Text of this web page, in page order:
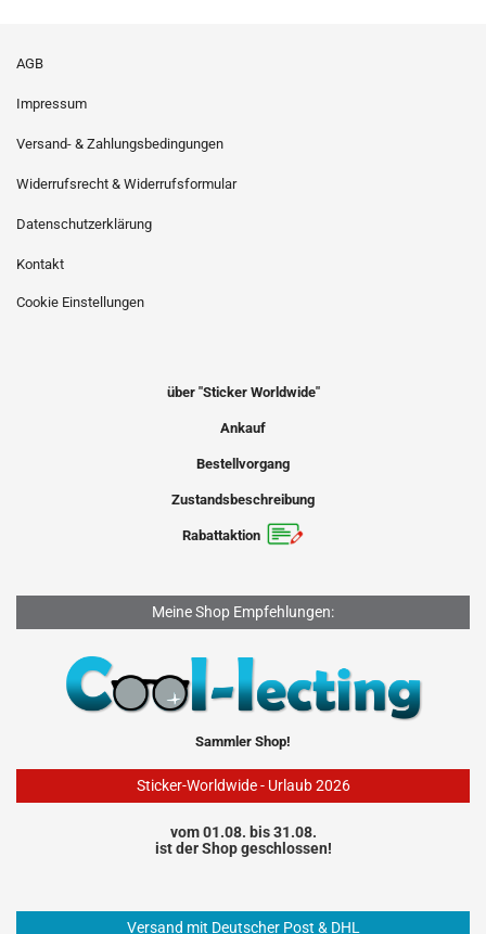
AGB
Impressum
Versand- & Zahlungsbedingungen
Widerrufsrecht & Widerrufsformular
Datenschutzerklärung
Kontakt
Cookie Einstellungen
über "Sticker Worldwide"
Ankauf
Bestellvorgang
Zustandsbeschreibung
Rabattaktion
Meine Shop Empfehlungen:
Sammler Shop!
Sticker-Worldwide - Urlaub 2026
vom 01.08. bis 31.08.
ist der Shop geschlossen!
Versand mit Deutscher Post & DHL